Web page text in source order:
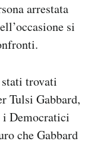
arrestata
si
trovati
Tulsi Gabbard,
i Democratici
che Gabbard